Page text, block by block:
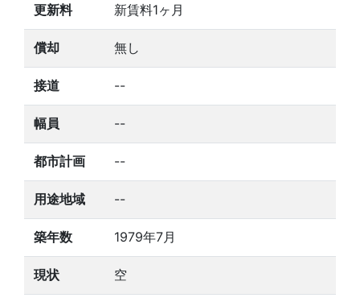
更新料 新賃料1ヶ月
償却 無し
接道 --
幅員 --
都市計画 --
用途地域 --
築年数 1979年7月
現状 空